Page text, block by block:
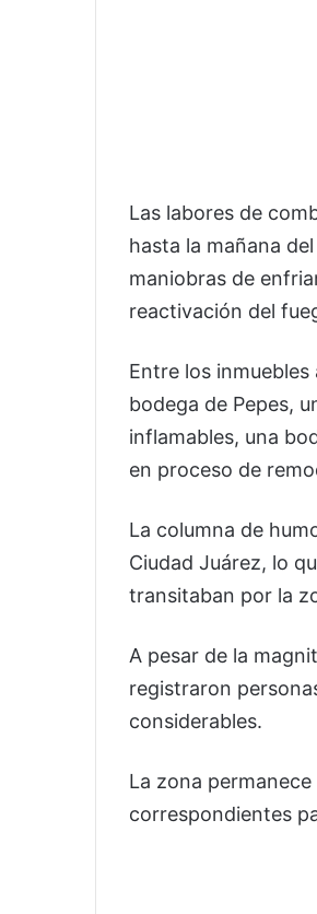
Las labores de
hasta la mañana
maniobras de
reactivación del
Entre los
bodega de Pepes,
inflamables, una
en proceso de
La columna de
Ciudad Juárez, lo
transitaban por la
A pesar de la
registraron
considerables.
La zona
correspondientes